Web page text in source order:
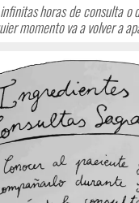
horas de consulta
momento va a volver a